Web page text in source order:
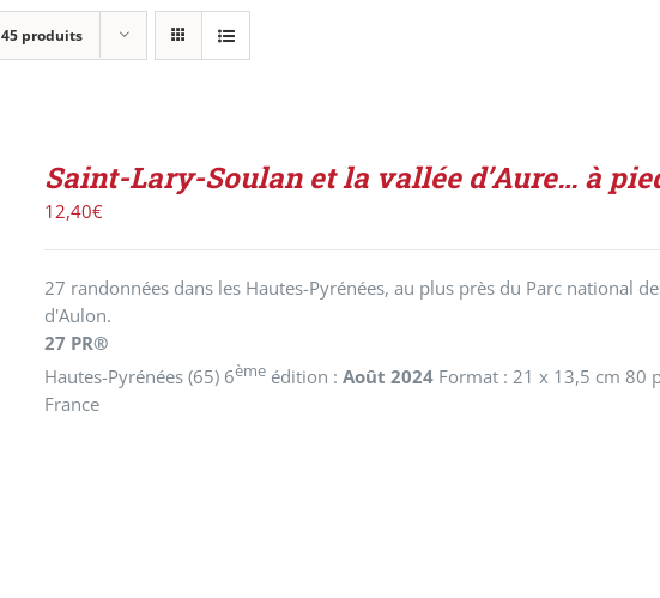
45 produits
Saint-Lary-Soulan et la vallée d’Aure… à
12,40€
27 randonnées dans les Hautes-Pyrénées, au plus près du Parc national
d'Aulon.
27 PR®
Hautes-Pyrénées (65) 6ème édition : Août 2024 Format : 21 x 13,5 cm 80
France